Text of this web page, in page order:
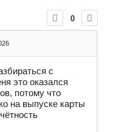
0
с
это оказался
потому что
на выпуске карты